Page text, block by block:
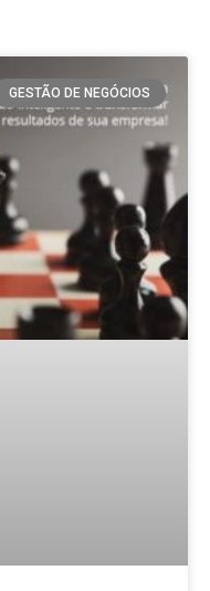
GESTÃO DE NEGÓCIOS